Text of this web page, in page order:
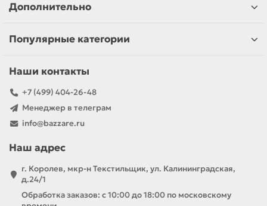
Дополнительно
Популярные категории
Наши контакты
+7 (499) 404-26-48
Менеджер в телеграм
info@bazzare.ru
Наш адрес
г. Королев, мкр-н Текстильщик, ул. Калининградская,
д.24/1
Обработка заказов: с 10:00 до 18:00 по московскому